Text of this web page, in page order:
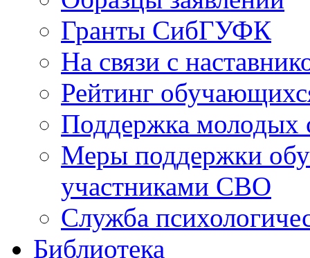
Гранты СибГУФК
На связи с
Рейтинг
Поддержка молодых
Меры поддержки
участниками СВО
Служба
Библиотека